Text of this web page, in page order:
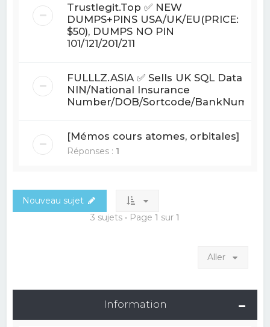
Trustlegit.Top ✅ NEW
DUMPS+PINS USA/UK/EU(PRICE:
$50), DUMPS NO PIN
101/121/201/211
FULLLZ.ASIA ✅ Sells UK SQL Data
NIN/National Insurance
Number/DOB/Sortcode/BankNum
[Mémos cours atomes, orbitales]
Réponses : 1
Nouveau sujet
3 sujets • Page 1 sur 1
Aller
Information